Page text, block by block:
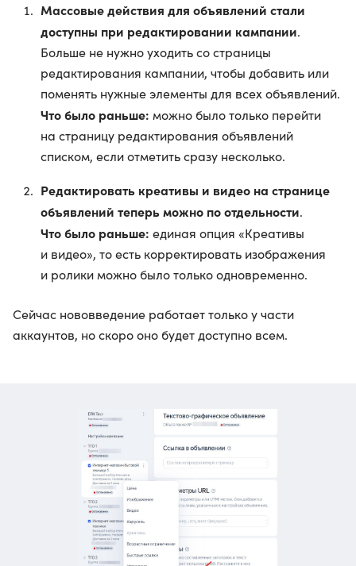
Массовые действия для объявлений стали
доступны при редактировании кампании.
Больше не нужно уходить со страницы
редактирования кампании, чтобы добавить или
поменять нужные элементы для всех объявлений.
Что было раньше: можно было только перейти
на страницу редактирования объявлений
списком, если отметить сразу несколько.
Редактировать креативы и видео на странице
объявлений теперь можно по отдельности.
Что было раньше: единая опция «Креативы
и видео», то есть корректировать изображения
и ролики можно было только одновременно.
Сейчас нововведение работает только у части
аккаунтов, но скоро оно будет доступно всем.